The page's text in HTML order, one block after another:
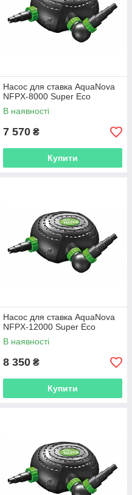
Насос для ставка AquaNova
NFPX-8000 Super Eco
В наявності
7 570 ₴
Купити
Насос для ставка AquaNova
NFPX-12000 Super Eco
В наявності
8 350 ₴
Купити